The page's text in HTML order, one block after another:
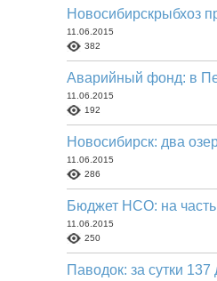
Новосибирскрыбхоз
11.06.2015
382
Аварийный фонд: в
11.06.2015
192
Новосибирск: два
11.06.2015
286
Бюджет НСО: на
11.06.2015
250
Паводок: за сутки